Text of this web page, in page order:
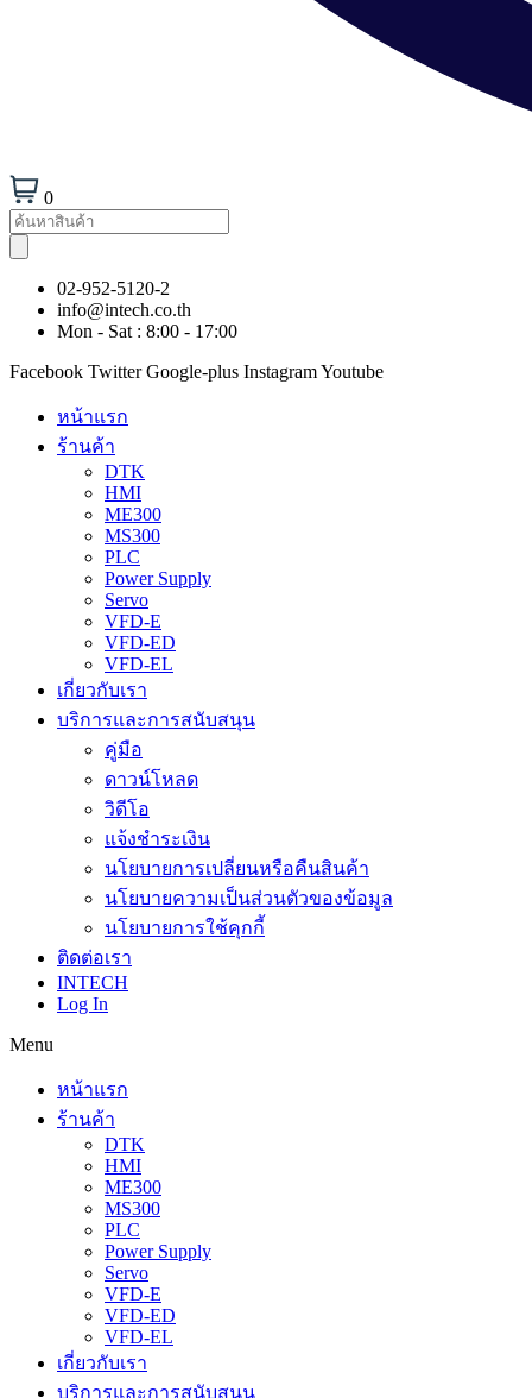
0
Products
search
02-952-5120-2
info@intech.co.th
Mon - Sat : 8:00 - 17:00
Facebook Twitter Google-plus InstagramYoutube
หน้าแรก
ร้านค้า
DTK
HMI
ME300
MS300
PLC
Power Supply
Servo
VFD-E
VFD-ED
VFD-EL
เกี่ยวกับเรา
บริการและการสนับสนุน
คู่มือ
ดาวน์โหลด
วิดีโอ
แจ้งชำระเงิน
นโยบายการเปลี่ยนหรือคืนสินค้า
นโยบายความเป็นส่วนตัวของข้อมูล
นโยบายการใช้คุกกี้
ติดต่อเรา
INTECH
Log In
Menu
หน้าแรก
ร้านค้า
DTK
HMI
ME300
MS300
PLC
Power Supply
Servo
VFD-E
VFD-ED
VFD-EL
เกี่ยวกับเรา
บริการและการสนับสนุน